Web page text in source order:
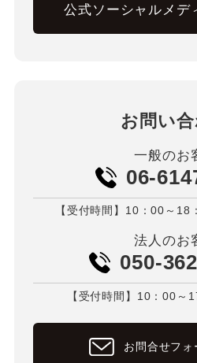
公式ソーシャルメデ
お問い
一般のお
06-
【受付時間】10：00～18
法人のお
050-
【受付時間】10：00～
お問合せフォ